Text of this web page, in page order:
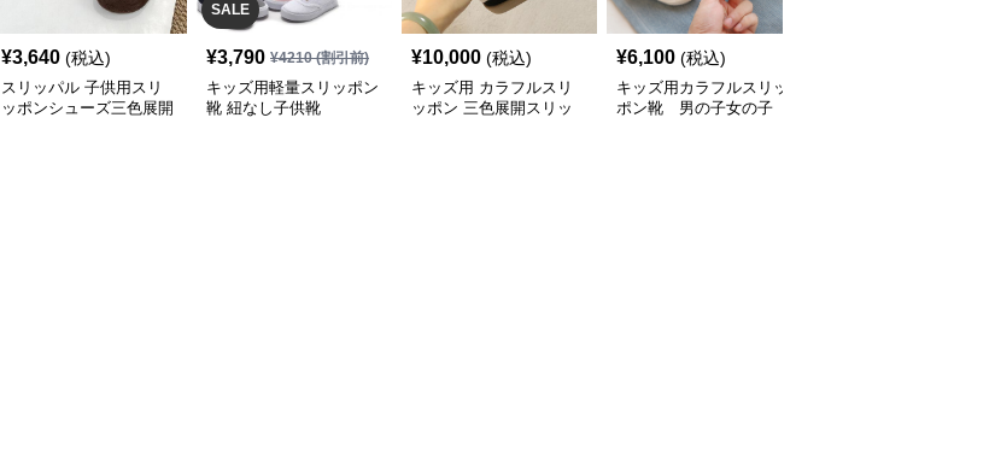
¥3,640 (税込)
スリッパル 子供用スリ
ッポンシューズ三色展開
SALE
¥3,790 ¥4210(割引前)
キッズ用軽量スリッポン
靴 紐なし子供靴
¥10,000 (税込)
キッズ用 カラフルスリ
ッポン 三色展開スリッ
¥6,100 (税込)
キッズ用カラフルスリッ
ポン靴 男の子女の子